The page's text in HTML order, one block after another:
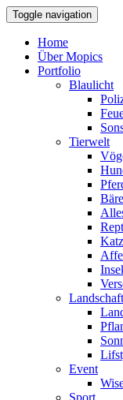
Toggle navigation
Home
Über Mopics
Portfolio
Blaulicht
Tierwelt
Event
Sport